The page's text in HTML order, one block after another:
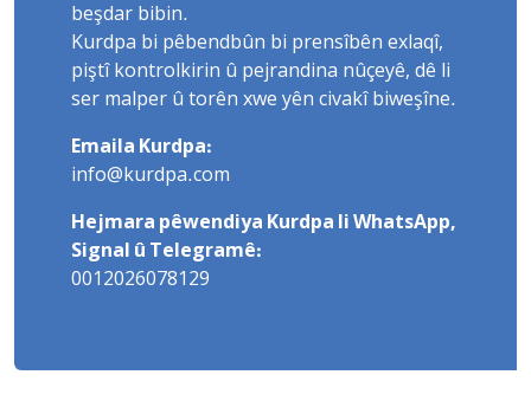
beşdar bibin.
Kurdpa bi pêbendbûn bi prensîbên exlaqî,
piştî kontrolkirin û pejrandina nûçeyê, dê li
ser malper û torên xwe yên civakî biweşîne.
Emaila Kurdpa:
info@kurdpa.com
Hejmara pêwendiya Kurdpa li WhatsApp,
Signal û Telegramê:
0012026078129